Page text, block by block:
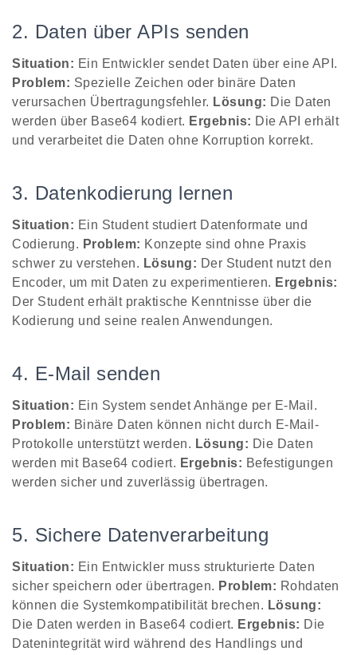
2. Daten über APIs senden
Situation: Ein Entwickler sendet Daten über eine API.
Problem: Spezielle Zeichen oder binäre Daten
verursachen Übertragungsfehler. Lösung: Die Daten
werden über Base64 kodiert. Ergebnis: Die API erhält
und verarbeitet die Daten ohne Korruption korrekt.
3. Datenkodierung lernen
Situation: Ein Student studiert Datenformate und
Codierung. Problem: Konzepte sind ohne Praxis
schwer zu verstehen. Lösung: Der Student nutzt den
Encoder, um mit Daten zu experimentieren. Ergebnis:
Der Student erhält praktische Kenntnisse über die
Kodierung und seine realen Anwendungen.
4. E-Mail senden
Situation: Ein System sendet Anhänge per E-Mail.
Problem: Binäre Daten können nicht durch E-Mail-
Protokolle unterstützt werden. Lösung: Die Daten
werden mit Base64 codiert. Ergebnis: Befestigungen
werden sicher und zuverlässig übertragen.
5. Sichere Datenverarbeitung
Situation: Ein Entwickler muss strukturierte Daten
sicher speichern oder übertragen. Problem: Rohdaten
können die Systemkompatibilität brechen. Lösung:
Die Daten werden in Base64 codiert. Ergebnis: Die
Datenintegrität wird während des Handlings und